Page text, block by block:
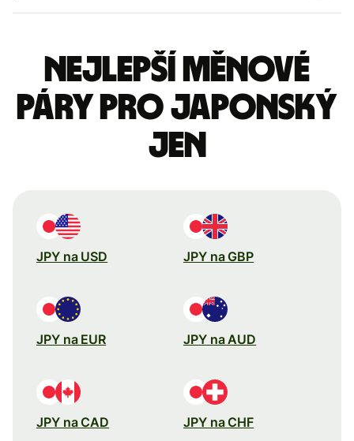
Nejlepší měnové
páry pro japonský
jen
JPY na USD JPY na GBP
JPY na EUR JPY na AUD
JPY na CAD JPY na CHF